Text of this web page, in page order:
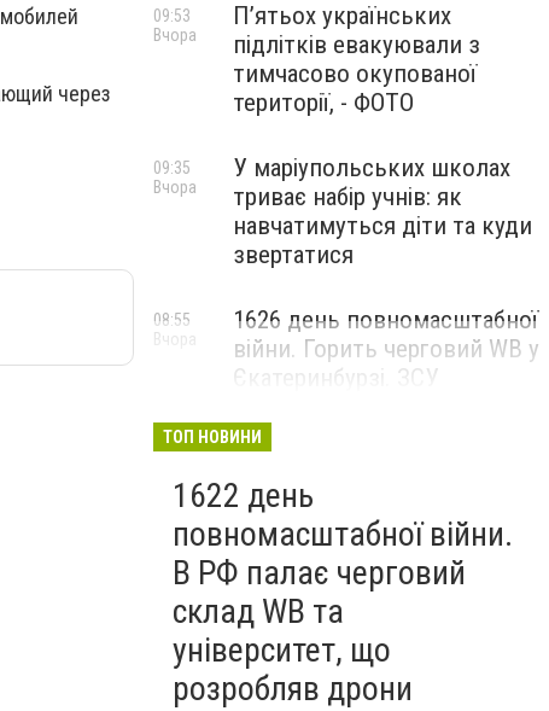
через
П’ятьох українських
підлітків евакуювали з
тимчасово окупованої
території, - ФОТО
09:53
Вчора
У маріупольських школах
триває набір учнів: як
навчатимуться діти та куди
звертатися
09:35
Вчора
1626 день повномасштабної
війни. Горить черговий WB у
Єкатеринбурзі. ЗСУ
Маріуполі
08:55
Вчора
ТОП НОВИНИ
1622 день
повномасштабної війни.
В РФ палає черговий
склад WB та
університет, що
розробляв дрони